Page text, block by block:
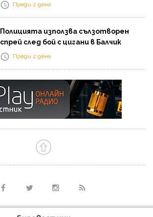
Преди 2 дена
Полицията използва сълзотворен
спрей след бой с цигани в Балчик
Преди 2 дена